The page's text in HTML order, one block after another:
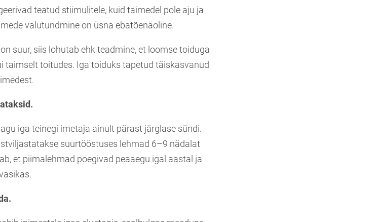
teatud stiimulitele, kuid taimedel pole aju ja
valutundmine on üsna ebatõenäoline.
suur, siis lohutab ehk teadmine, et loomse toiduga
taimselt toitudes. Iga toiduks tapetud täiskasvanud
iga teinegi imetaja ainult pärast järglase sündi.
suurtööstuses lehmad 6–9 nädalat
et piimalehmad poegivad peaaegu igal aastal ja